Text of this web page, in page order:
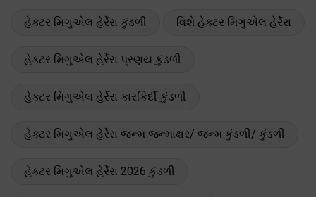
હેક્ટર મિગુએલ હેર્રેરા કુંડળી વિશે હેક્ટર મિગુએલ હેર્રેરા
હેક્ટર મિગુએલ હેર્રેરા પ્રણય કુંડળી
હેક્ટર મિગુએલ હેર્રેરા કારકિર્દી કુંડળી
હેક્ટર મિગુએલ હેર્રેરા જન્મ જન્માક્ષર/ જન્મ કુંડળી/ કુંડળી
હેક્ટર મિગુએલ હેર્રેરા 2026 કુંડળી